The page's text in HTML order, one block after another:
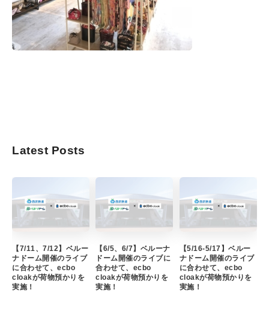
Latest Posts
【7/11、7/12】ベルー
ナドーム開催のライブ
に合わせて、ecbo
cloakが荷物預かりを
実施！
【6/5、6/7】ベルーナ
ドーム開催のライブに
合わせて、ecbo
cloakが荷物預かりを
実施！
【5/16-5/17】ベルー
ナドーム開催のライブ
に合わせて、ecbo
cloakが荷物預かりを
実施！